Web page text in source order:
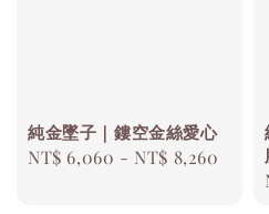
純金墜子｜鏤空金絲愛心
Regular
NT$ 6,060 - NT$ 8,260